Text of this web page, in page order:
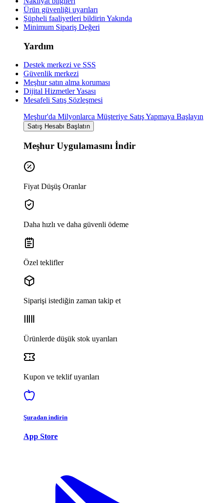
Ürün güvenliği uyarıları
Şüpheli faaliyetleri bildirin Yakında
Minimum Sipariş Değeri
Yardım
Destek merkezi ve SSS
Güvenlik merkezi
Meşhur satın alma koruması
Dijital Hizmetler Yasası
Mesafeli Satış Sözleşmesi
Meşhur'da Milyonlarca Müşteriye Satış Yapmaya Başlayın
Satış Hesabı Başlatın
Meşhur Uygulamasını İndir
Fiyat Düşüş Oranlar
Daha hızlı ve daha güvenli ödeme
Özel teklifler
Siparişi istediğin zaman takip et
Ürünlerde düşük stok uyarıları
Kupon ve teklif uyarıları
Şuradan indirin
App Store